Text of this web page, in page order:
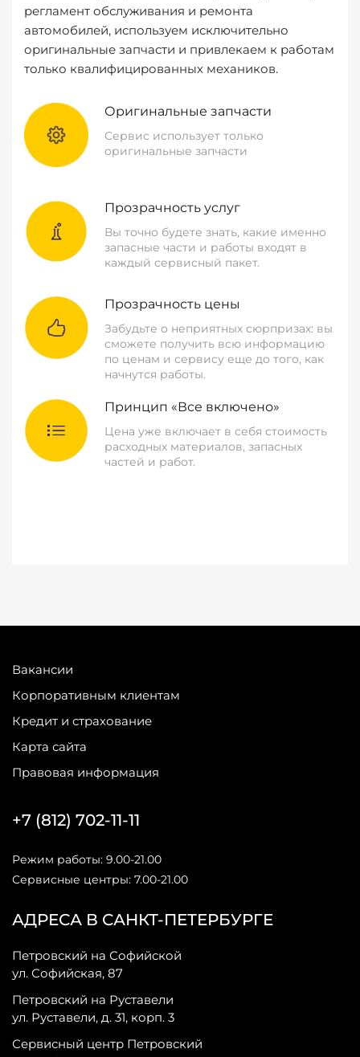
регламент обслуживания и ремонта
автомобилей, используем исключительно
оригинальные запчасти и привлекаем к работам
только квалифицированных механиков.
Оригинальные запчасти
Сервис использует только
оригинальные запчасти
Прозрачность услуг
Вы точно будете знать, какие именно
запасные части и работы входят в
каждый сервисный пакет.
Прозрачность цены
Забудьте о неприятных сюрпризах: вы
сможете получить всю информацию
по ценам и сервису еще до того, как
начнутся работы.
Принцип «Все включено»
Цена уже включает в себя стоимость
расходных материалов, запасных
частей и работ.
Вакансии
Корпоративным клиентам
Кредит и страхование
Карта сайта
Правовая информация
АДРЕСА В САНКТ-ПЕТЕРБУРГЕ
Петровский на Софийской
ул. Софийская, 87
Петровский на Руставели
ул. Руставели, д. 31, корп. 3
Сервисный центр Петровский
+7 (812) 702-11-11
Режим работы: 9.00-21.00
Сервисные центры: 7.00-21.00